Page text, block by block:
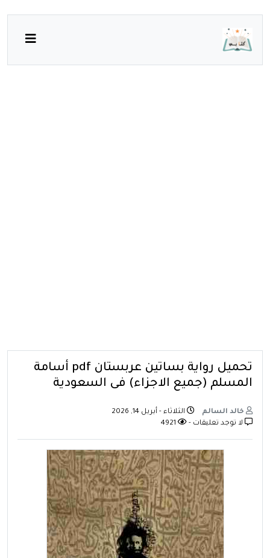
تحميل رواية بساتين عربستان pdf أسامة
المسلم (جميع الاجزاء) فى السعودية
خالد السالم
الثلاثاء - أبريل 14, 2026
لا توجد تعليقات -